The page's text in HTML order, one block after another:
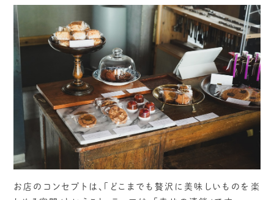
お店のコンセプトは、「どこまでも贅沢に美味しいものを楽